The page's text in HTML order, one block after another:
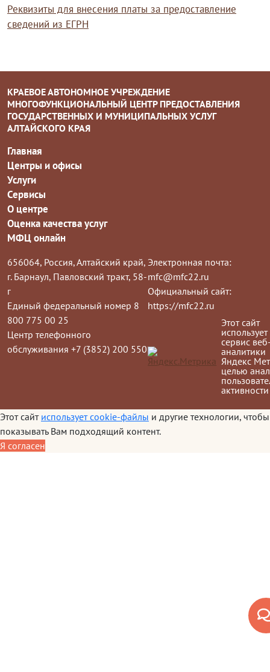
Реквизиты для внесения платы за предоставление
сведений из ЕГРН
КРАЕВОЕ АВТОНОМНОЕ УЧРЕЖДЕНИЕ
МНОГОФУНКЦИОНАЛЬНЫЙ ЦЕНТР ПРЕДОСТАВЛЕНИЯ
ГОСУДАРСТВЕННЫХ И МУНИЦИПАЛЬНЫХ УСЛУГ
АЛТАЙСКОГО КРАЯ
Главная
Центры и офисы
Услуги
Сервисы
О центре
Оценка качества услуг
МФЦ онлайн
656064, Россия, Алтайский край,
г. Барнаул, Павловский тракт, 58-
г
Единый федеральный номер 8
800 775 00 25
Центр телефонного
обслуживания +7 (3852) 200 550
Электронная почта:
mfc@mfc22.ru
Официальный сайт:
https://mfc22.ru
Этот сайт
использует
сервис
аналитики
Яндекс
целью
активности
Этот сайт использует cookie-файлы и другие технологии, чтобы
показывать Вам подходящий контент.
Я согласен